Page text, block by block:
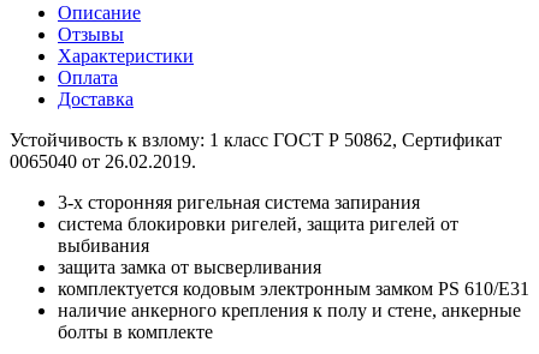
Описание
Отзывы
Характеристики
Оплата
Доставка
Устойчивость к взлому: 1 класс ГОСТ Р 50862, Сертификат
0065040 от 26.02.2019.
3-х сторонняя ригельная система запирания
система блокировки ригелей, защита ригелей от
выбивания
защита замка от высверливания
комплектуется кодовым электронным замком PS 610/E31
наличие анкерного крепления к полу и стене, анкерные
болты в комплекте